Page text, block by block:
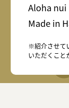
Aloha nui
Made in
※紹介させて
いただくこと